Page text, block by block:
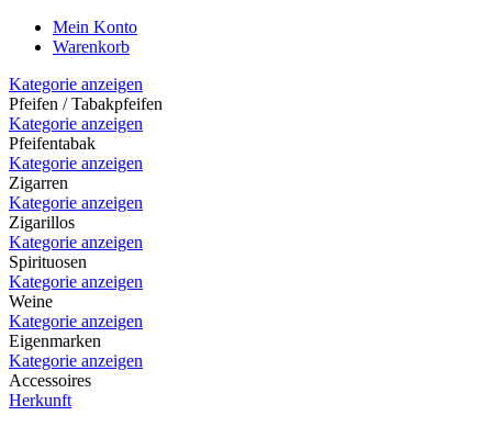
Mein Konto
Warenkorb
Kategorie anzeigen
Pfeifen / Tabakpfeifen
Kategorie anzeigen
Pfeifentabak
Kategorie anzeigen
Zigarren
Kategorie anzeigen
Zigarillos
Kategorie anzeigen
Spirituosen
Kategorie anzeigen
Weine
Kategorie anzeigen
Eigenmarken
Kategorie anzeigen
Accessoires
Herkunft